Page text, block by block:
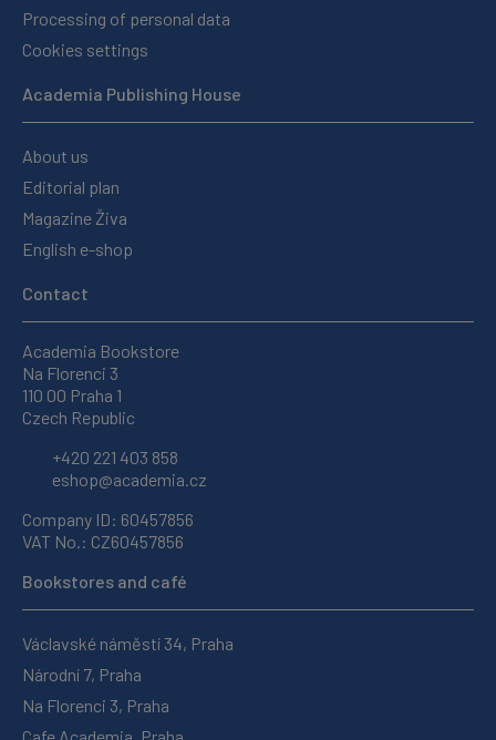
Processing of personal data
Cookies settings
Academia Publishing House
About us
Editorial plan
Magazine Živa
English e-shop
Contact
Academia Bookstore
Na Florenci 3
110 00 Praha 1
Czech Republic
+420 221 403 858
eshop@academia.cz
Company ID: 60457856
VAT No.: CZ60457856
Bookstores and café
Václavské náměstí 34, Praha
Národní 7, Praha
Na Florenci 3, Praha
Cafe Academia, Praha